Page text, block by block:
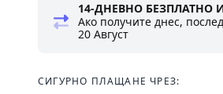
14-ДНЕВНО БЕЗПЛАТНО
Ако получите днес,
20 Август
СИГУРНО ПЛАЩАНЕ ЧРЕЗ: